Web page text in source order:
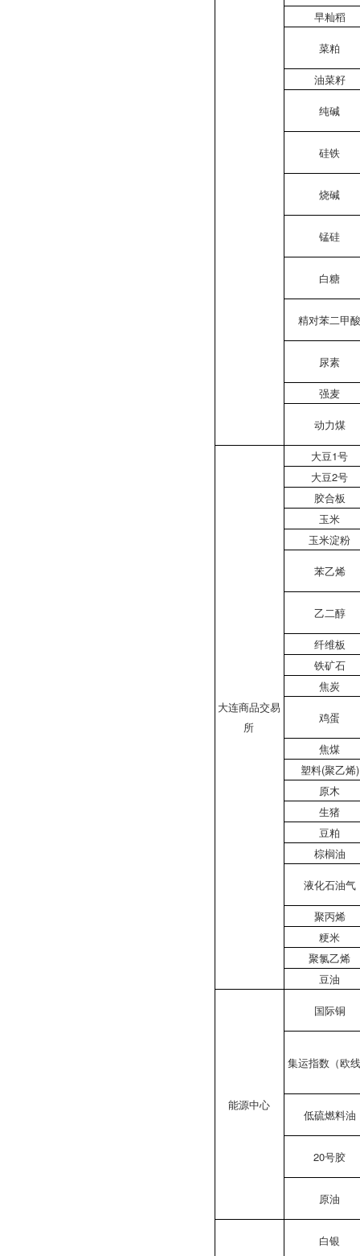
早籼稻
菜粕
油菜籽
纯碱
硅铁
烧碱
锰硅
白糖
精对苯二甲
尿素
强麦
动力煤
大连商品交易
所
大豆1号
大豆2号
胶合板
玉米
玉米淀粉
苯乙烯
乙二醇
纤维板
铁矿石
焦炭
鸡蛋
焦煤
塑料(聚乙烯)
原木
生猪
豆粕
棕榈油
液化石油气
聚丙烯
粳米
聚氯乙烯
豆油
能源中心
国际铜
集运指数（欧
低硫燃料油
20号胶
原油
白银